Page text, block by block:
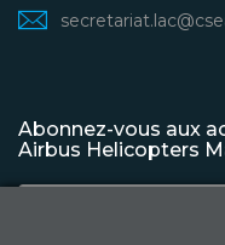
Abonnez-vous aux
Airbus Helicopters